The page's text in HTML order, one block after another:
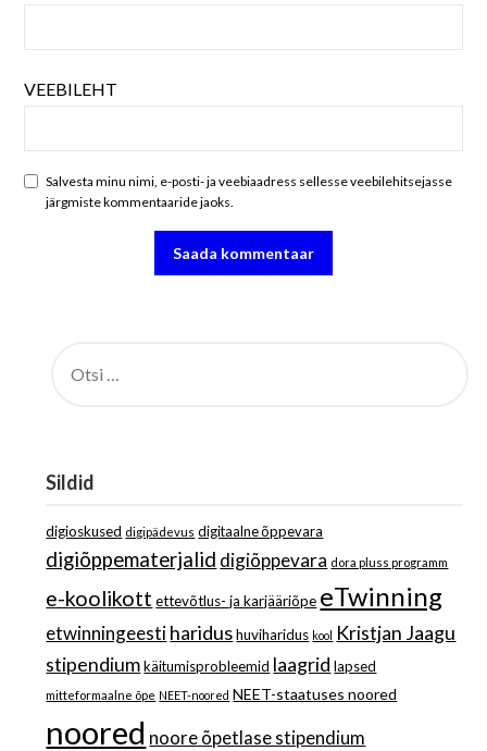
VEEBILEHT
Salvesta minu nimi, e-posti- ja veebiaadress sellesse veebilehitsejasse
järgmiste kommentaaride jaoks.
Sildid
digioskused digipädevus digitaalne õppevara
digiõppematerjalid digiõppevara dora pluss programm
e-koolikott ettevõtlus- ja karjääriõpe eTwinning
etwinningeestiharidus huviharidus kool Kristjan Jaagu
stipendium käitumisprobleemid laagrid lapsed
mitteformaalne õpe NEET-noored NEET-staatuses noored
noored noore õpetlase stipendium